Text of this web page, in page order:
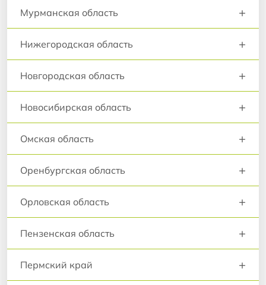
Мурманская область +
Нижегородская область +
Новгородская область +
Новосибирская область +
Омская область +
Оренбургская область +
Орловская область +
Пензенская область +
Пермский край +